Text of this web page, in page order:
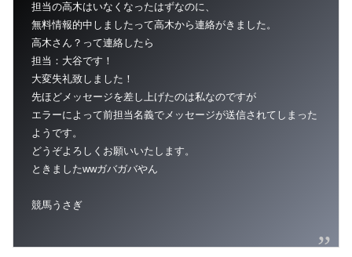
担当の高木はいなくなったはずなのに、
無料情報的中しましたって高木から連絡がきました。
高木さん？って連絡したら
担当：大谷です！
大変失礼致しました！
先ほどメッセージを差し上げたのは私なのですが
エラーによって前担当名義でメッセージが送信されてしまった
ようです。
どうぞよろしくお願いいたします。
ときましたwwガバガバやん
競馬うさぎ